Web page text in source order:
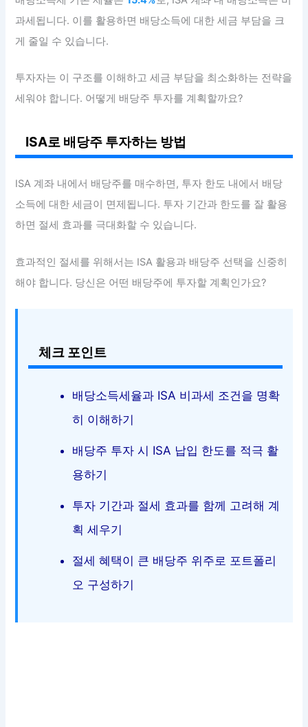
과세됩니다. 이를 활용하면 배당소득에 대한 세금 부담을 크
게 줄일 수 있습니다.
투자자는 이 구조를 이해하고 세금 부담을 최소화하는 전략을
세워야 합니다. 어떻게 배당주 투자를 계획할까요?
ISA로 배당주 투자하는 방법
ISA 계좌 내에서 배당주를 매수하면, 투자 한도 내에서 배당
소득에 대한 세금이 면제됩니다. 투자 기간과 한도를 잘 활용
하면 절세 효과를 극대화할 수 있습니다.
효과적인 절세를 위해서는 ISA 활용과 배당주 선택을 신중히
해야 합니다. 당신은 어떤 배당주에 투자할 계획인가요?
체크 포인트
배당소득세율과 ISA 비과세 조건을 명확
히 이해하기
배당주 투자 시 ISA 납입 한도를 적극 활
용하기
투자 기간과 절세 효과를 함께 고려해 계
획 세우기
절세 혜택이 큰 배당주 위주로 포트폴리
오 구성하기